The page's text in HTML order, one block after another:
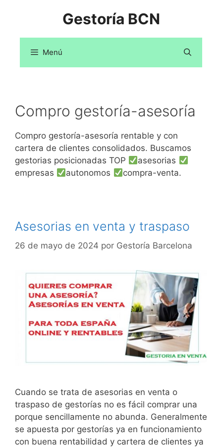
Gestoría BCN
Menú
Compro gestoría-asesoría
Compro gestoría-asesoría rentable y con
cartera de clientes consolidados. Buscamos
gestorias posicionadas TOP
asesorias
empresas
autonomos compra-venta.
Asesorias en venta y traspaso
26 de mayo de 2024 por Gestoría Barcelona
Cuando se trata de asesorias en venta o
traspaso de gestorías no es fácil comprar una
porque sencillamente no abunda. Generalmente
se apuesta por gestorías ya en funcionamiento
con buena rentabilidad y cartera de clientes ya